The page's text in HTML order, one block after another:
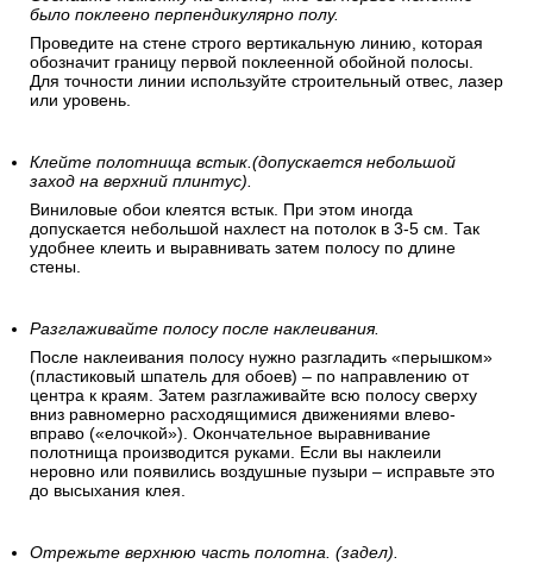
было поклеено перпендикулярно полу.
Проведите на стене строго вертикальную линию, которая
обозначит границу первой поклеенной обойной полосы.
Для точности линии используйте строительный отвес, лазер
или уровень.
Клейте полотнища встык.(допускается небольшой
заход на верхний плинтус).
Виниловые обои клеятся встык. При этом иногда
допускается небольшой нахлест на потолок в 3-5 см. Так
удобнее клеить и выравнивать затем полосу по длине
стены.
Разглаживайте полосу после наклеивания.
После наклеивания полосу нужно разгладить «перышком»
(пластиковый шпатель для обоев) – по направлению от
центра к краям. Затем разглаживайте всю полосу сверху
вниз равномерно расходящимися движениями влево-
вправо («елочкой»). Окончательное выравнивание
полотнища производится руками. Если вы наклеили
неровно или появились воздушные пузыри – исправьте это
до высыхания клея.
Отрежьте верхнюю часть полотна. (задел).